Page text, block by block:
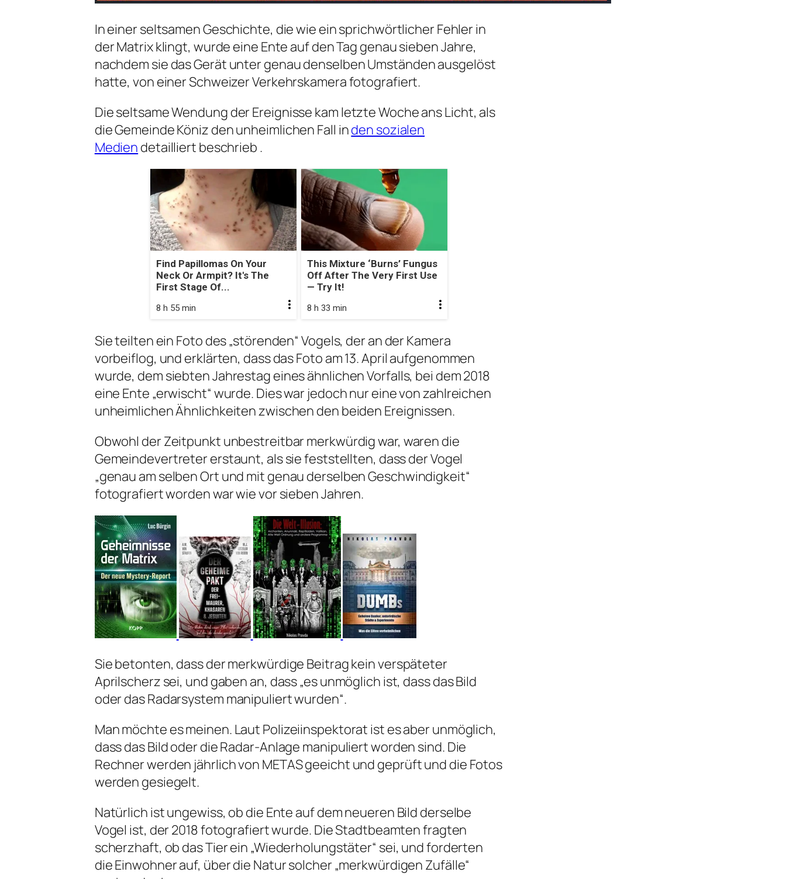
In einer seltsamen Geschichte, die wie ein sprichwörtlicher Fehler in
der Matrix klingt, wurde eine Ente auf den Tag genau sieben Jahre,
nachdem sie das Gerät unter genau denselben Umständen ausgelöst
hatte, von einer Schweizer Verkehrskamera fotografiert.
Die seltsame Wendung der Ereignisse kam letzte Woche ans Licht, als
die Gemeinde Köniz den unheimlichen Fall inden sozialen
Medien detailliert beschrieb .
Find Papillomas On Your
Neck Or Armpit? It's The
First Stage Of...
8 h 55 min
This Mixture ‘Burns’ Fungus
Off After The Very First Use
— Try It!
8 h 33 min
Sie teilten ein Foto des „störenden“ Vogels, der an der Kamera
vorbeiflog, und erklärten, dass das Foto am 13. April aufgenommen
wurde, dem siebten Jahrestag eines ähnlichen Vorfalls, bei dem 2018
eine Ente „erwischt“ wurde. Dies war jedoch nur eine von zahlreichen
unheimlichen Ähnlichkeiten zwischen den beiden Ereignissen.
Obwohl der Zeitpunkt unbestreitbar merkwürdig war, waren die
Gemeindevertreter erstaunt, als sie feststellten, dass der Vogel
„genau am selben Ort und mit genau derselben Geschwindigkeit“
fotografiert worden war wie vor sieben Jahren.
Sie betonten, dass der merkwürdige Beitrag kein verspäteter
Aprilscherz sei, und gaben an, dass „es unmöglich ist, dass das Bild
oder das Radarsystem manipuliert wurden“.
Man möchte es meinen. Laut Polizeiinspektorat ist es aber unmöglich,
dass das Bild oder die Radar-Anlage manipuliert worden sind. Die
Rechner werden jährlich von METAS geeicht und geprüft und die Fotos
werden gesiegelt.
Natürlich ist ungewiss, ob die Ente auf dem neueren Bild derselbe
Vogel ist, der 2018 fotografiert wurde. Die Stadtbeamten fragten
scherzhaft, ob das Tier ein „Wiederholungstäter“ sei, und forderten
die Einwohner auf, über die Natur solcher „merkwürdigen Zufälle“